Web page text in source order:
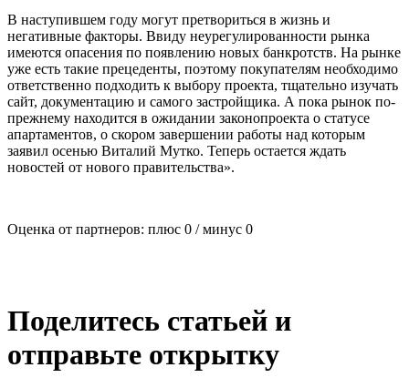
В наступившем году могут претвориться в жизнь и
негативные факторы. Ввиду неурегулированности рынка
имеются опасения по появлению новых банкротств. На рынке
уже есть такие прецеденты, поэтому покупателям необходимо
ответственно подходить к выбору проекта, тщательно изучать
сайт, документацию и самого застройщика. А пока рынок по-
прежнему находится в ожидании законопроекта о статусе
апартаментов, о скором завершении работы над которым
заявил осенью Виталий Мутко. Теперь остается ждать
новостей от нового правительства».
Оценка от партнеров: плюс 0 / минус 0
Поделитесь статьей и
отправьте открытку